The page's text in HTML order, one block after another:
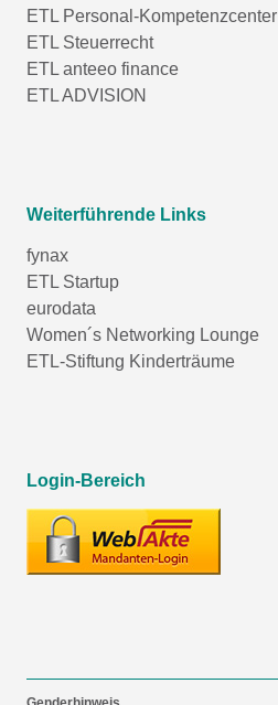
ETL Personal-Kompetenzcenter
ETL Steuerrecht
ETL anteeo finance
ETL ADVISION
Weiterführende Links
fynax
ETL Startup
eurodata
Women´s Networking Lounge
ETL-Stiftung Kinderträume
Login-Bereich